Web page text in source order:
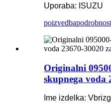
Uporaba: ISUZU
poizvedbapodrobnost
Originalni
skupnega voda
Ime izdelka: